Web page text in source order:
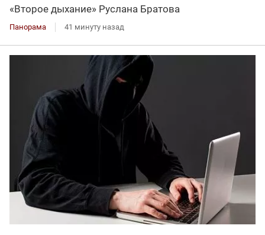
«Второе дыхание» Руслана Братова
Панорама 41 минуту назад